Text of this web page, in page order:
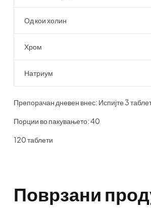
Од кои холин
Хром
Натриум
Препорачан дневен внес: Испијте 3
Порции во пакувањето: 40
120 таблети
Поврзани